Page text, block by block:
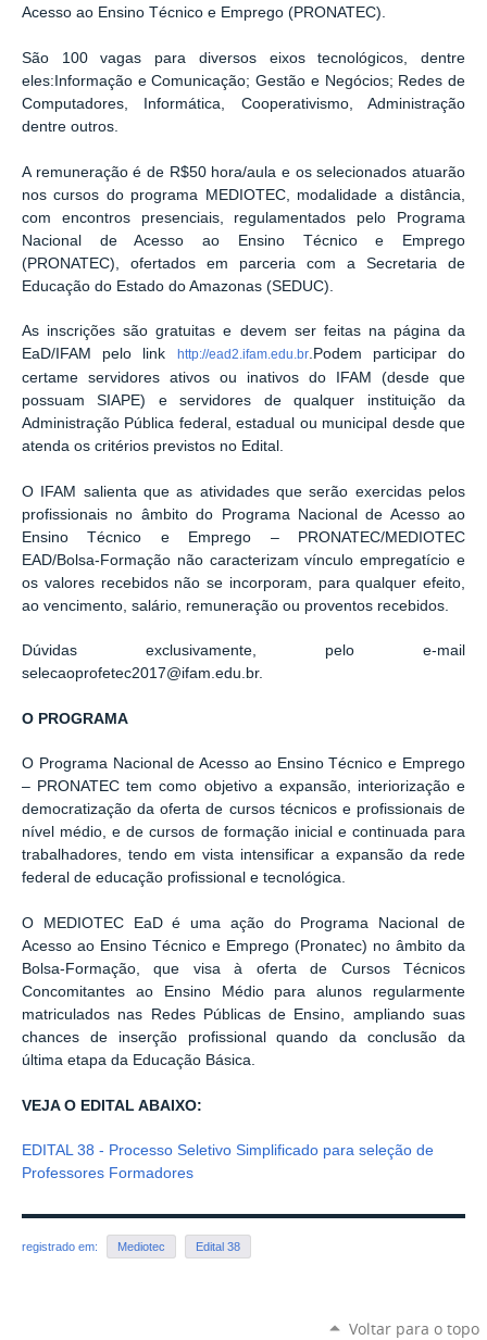
Acesso ao Ensino Técnico e Emprego (PRONATEC).
São 100 vagas para diversos eixos tecnológicos, dentre
eles:Informação e Comunicação; Gestão e Negócios; Redes de
Computadores, Informática, Cooperativismo, Administração
dentre outros.
A remuneração é de R$50 hora/aula e os selecionados atuarão
nos cursos do programa MEDIOTEC, modalidade a distância,
com encontros presenciais, regulamentados pelo Programa
Nacional de Acesso ao Ensino Técnico e Emprego
(PRONATEC), ofertados em parceria com a Secretaria de
Educação do Estado do Amazonas (SEDUC).
As inscrições são gratuitas e devem ser feitas na página da
EaD/IFAM pelo link
http://ead2.ifam.edu.br.Podem participar do
certame servidores ativos ou inativos do IFAM (desde que
possuam SIAPE) e servidores de qualquer instituição da
Administração Pública federal, estadual ou municipal desde que
atenda os critérios previstos no Edital.
O IFAM salienta que as atividades que serão exercidas pelos
profissionais no âmbito do Programa Nacional de Acesso ao
Ensino Técnico e Emprego – PRONATEC/MEDIOTEC
EAD/Bolsa-Formação não caracterizam vínculo empregatício e
os valores recebidos não se incorporam, para qualquer efeito,
ao vencimento, salário, remuneração ou proventos recebidos.
Dúvidas exclusivamente, pelo e-mail
selecaoprofetec2017@ifam.edu.br.
O PROGRAMA
O Programa Nacional de Acesso ao Ensino Técnico e Emprego
– PRONATEC tem como objetivo a expansão, interiorização e
democratização da oferta de cursos técnicos e profissionais de
nível médio, e de cursos de formação inicial e continuada para
trabalhadores, tendo em vista intensificar a expansão da rede
federal de educação profissional e tecnológica.
O MEDIOTEC EaD é uma ação do Programa Nacional de
Acesso ao Ensino Técnico e Emprego (Pronatec) no âmbito da
Bolsa-Formação, que visa à oferta de Cursos Técnicos
Concomitantes ao Ensino Médio para alunos regularmente
matriculados nas Redes Públicas de Ensino, ampliando suas
chances de inserção profissional quando da conclusão da
última etapa da Educação Básica.
VEJA O EDITAL ABAIXO:
EDITAL 38 - Processo Seletivo Simplificado para seleção de
Professores Formadores
registrado em: Mediotec Edital 38
Voltar para o topo